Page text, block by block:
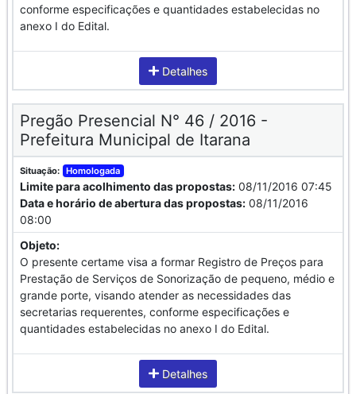
conforme especificações e quantidades estabelecidas no
anexo I do Edital.
Detalhes
Pregão Presencial N° 46 / 2016 -
Prefeitura Municipal de Itarana
Situação: Homologada
Limite para acolhimento das propostas: 08/11/2016 07:45
Data e horário de abertura das propostas: 08/11/2016
08:00
Objeto:
O presente certame visa a formar Registro de Preços para
Prestação de Serviços de Sonorização de pequeno, médio e
grande porte, visando atender as necessidades das
secretarias requerentes, conforme especificações e
quantidades estabelecidas no anexo I do Edital.
Detalhes